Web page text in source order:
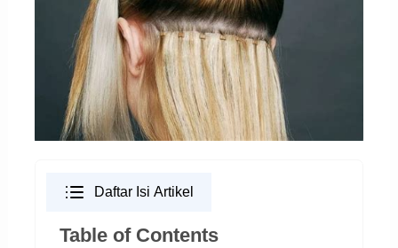
Daftar Isi Artikel
Table of Contents